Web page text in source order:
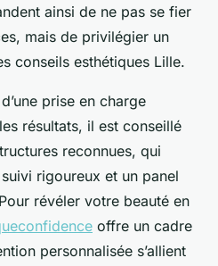
ainsi de ne pas se fier
mais de privilégier un
conseils esthétiques Lille.
prise en charge
résultats, il est conseillé
reconnues, qui
rigoureux et un panel
révéler votre beauté en
offre un cadre
personnalisée s’allient